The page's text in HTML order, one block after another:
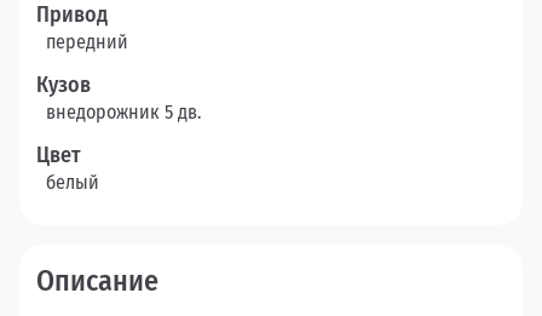
Привод
передний
Кузов
внедорожник 5 дв.
Цвет
белый
Описание